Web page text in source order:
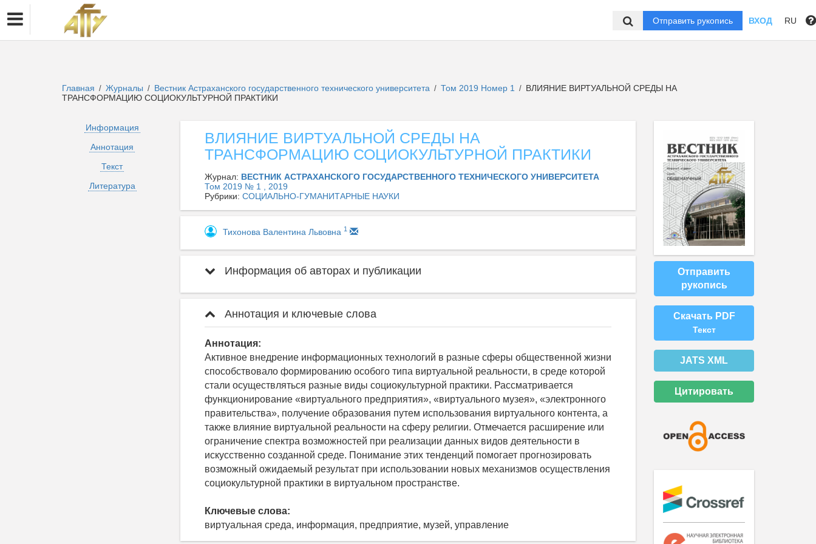
Отправить рукопись ВХОД RU
Главная / Журналы / Вестник Астраханского государственного технического университета / Том 2019 Номер 1 / ВЛИЯНИЕ ВИРТУАЛЬНОЙ СРЕДЫ НА
ТРАНСФОРМАЦИЮ СОЦИОКУЛЬТУРНОЙ ПРАКТИКИ
Информация
Аннотация
Текст
Литература
ВЛИЯНИЕ ВИРТУАЛЬНОЙ СРЕДЫ НА
ТРАНСФОРМАЦИЮ СОЦИОКУЛЬТУРНОЙ ПРАКТИКИ
Журнал: ВЕСТНИК АСТРАХАНСКОГО ГОСУДАРСТВЕННОГО ТЕХНИЧЕСКОГО УНИВЕРСИТЕТА
Том 2019 № 1 , 2019
Рубрики: СОЦИАЛЬНО-ГУМАНИТАРНЫЕ НАУКИ
Тихонова Валентина Львовна 1
Информация об авторах и публикации
Аннотация и ключевые слова
Аннотация:
Активное внедрение информационных технологий в разные сферы общественной жизни
способствовало формированию особого типа виртуальной реальности, в среде которой
стали осуществляться разные виды социокультурной практики. Рассматривается
функционирование «виртуального предприятия», «виртуального музея», «электронного
правительства», получение образования путем использования виртуального контента, а
также влияние виртуальной реальности на сферу религии. Отмечается расширение или
ограничение спектра возможностей при реализации данных видов деятельности в
искусственно созданной среде. Понимание этих тенденций помогает прогнозировать
возможный ожидаемый результат при использовании новых механизмов осуществления
социокультурной практики в виртуальном пространстве.
Ключевые слова:
виртуальная среда, информация, предприятие, музей, управление
Отправить
рукопись
Скачать PDF
Текст
JATS XML
Цитировать